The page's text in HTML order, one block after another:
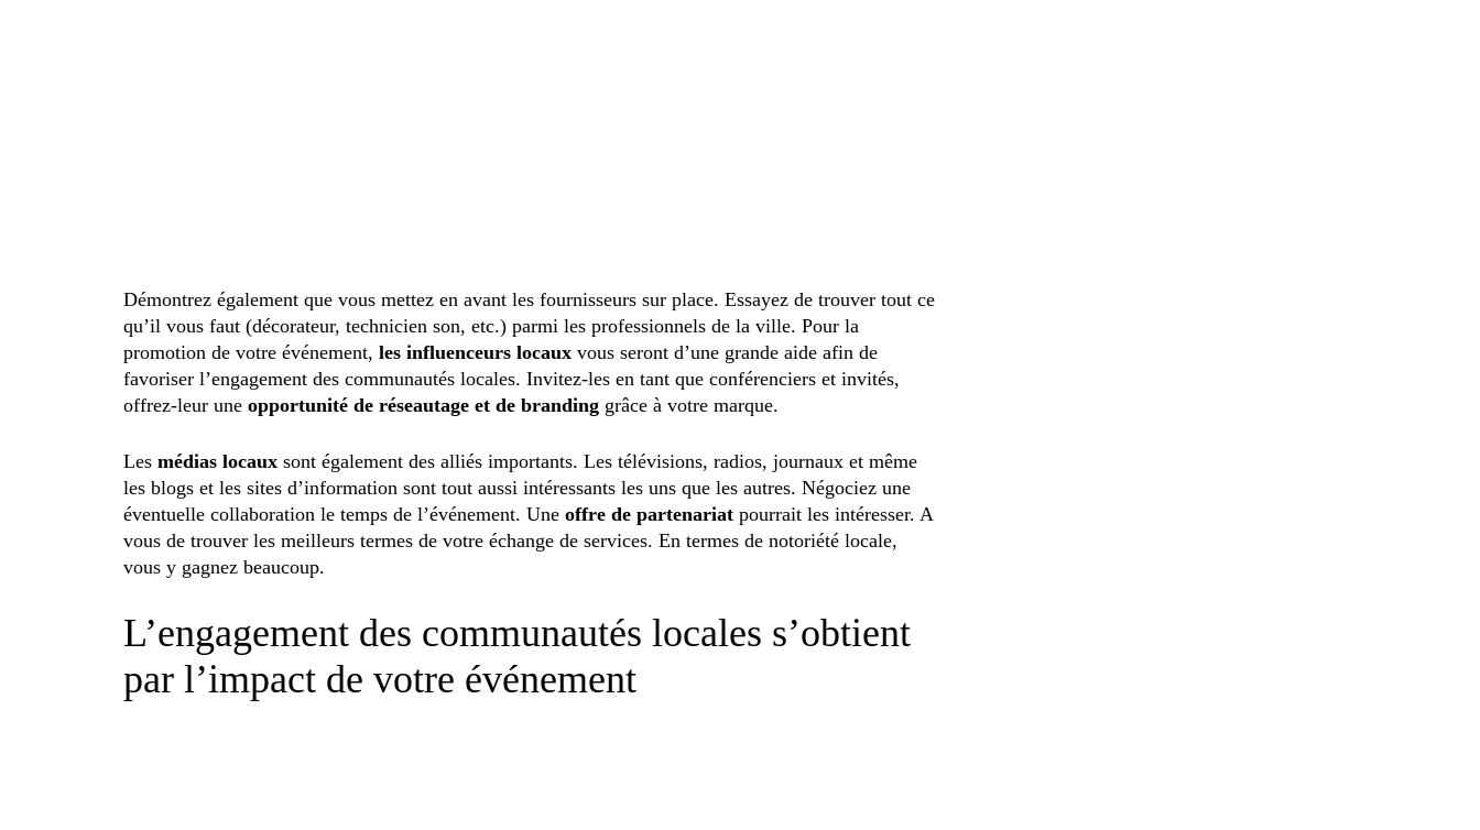
Démontrez également que vous mettez en avant les fournisseurs sur place. Essayez de trouver tout ce
qu’il vous faut (décorateur, technicien son, etc.) parmi les professionnels de la ville. Pour la
promotion de votre événement, les influenceurs locaux vous seront d’une grande aide afin de
favoriser l’engagement des communautés locales. Invitez-les en tant que conférenciers et invités,
offrez-leur une opportunité de réseautage et de branding grâce à votre marque.
Les médias locaux sont également des alliés importants. Les télévisions, radios, journaux et même
les blogs et les sites d’information sont tout aussi intéressants les uns que les autres. Négociez une
éventuelle collaboration le temps de l’événement. Une offre de partenariat pourrait les intéresser. A
vous de trouver les meilleurs termes de votre échange de services. En termes de notoriété locale,
vous y gagnez beaucoup.
L’engagement des communautés locales s’obtient
par l’impact de votre événement